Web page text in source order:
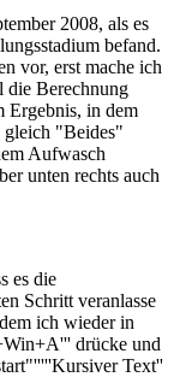
2008, als es
befand.
vor, erst mache ich
die Berechnung
Ergebnis, in dem
gleich "Beides"
Aufwasch
unten rechts auch
es die
Schritt veranlasse
ich wieder in
drücke und
Text''